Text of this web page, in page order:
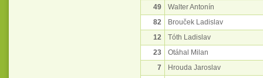
49
Walter Antonín
82
Brouček Ladislav
12
Tóth Ladislav
23
Otáhal Milan
7
Hrouda Jaroslav